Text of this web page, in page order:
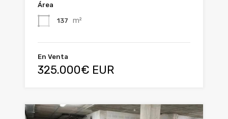
Área
137 m²
En Venta
325.000€ EUR